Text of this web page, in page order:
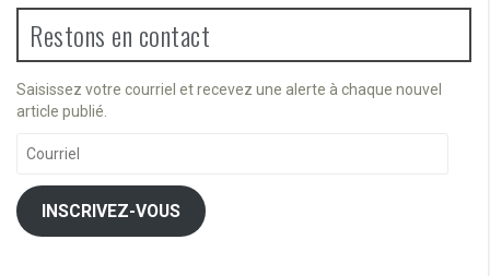
Restons en contact
Saisissez votre courriel et recevez une alerte à chaque nouvel
article publié.
Courriel
INSCRIVEZ-VOUS